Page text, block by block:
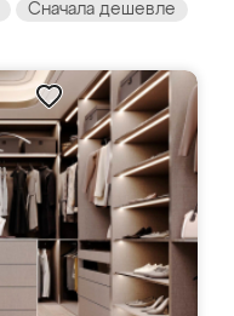
Сначала дешевле